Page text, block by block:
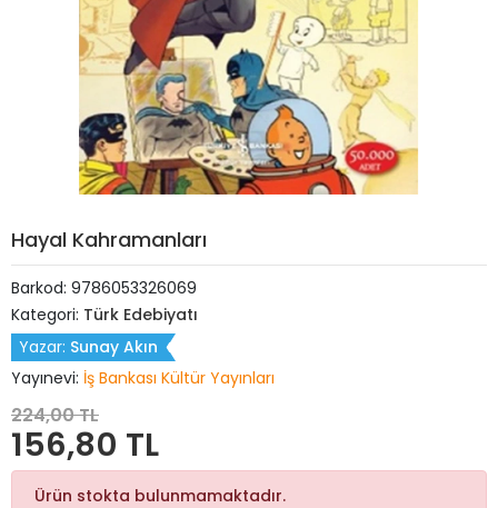
Hayal Kahramanları
Barkod: 9786053326069
Kategori: Türk Edebiyatı
Yazar: Sunay Akın
Yayınevi: İş Bankası Kültür Yayınları
224,00 TL
156,80 TL
Ürün stokta bulunmamaktadır.